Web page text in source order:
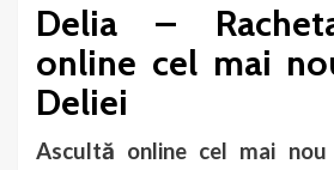
Delia –
online cel mai
Deliei
Ascultă online cel mai